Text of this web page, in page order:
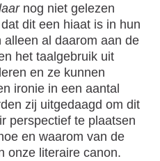
nog niet gelezen
dit een hiaat is in hun
al daarom aan de
het taalgebruik uit
en ze kunnen
ironie in een aantal
zij uitgedaagd om dit
perspectief te plaatsen
en waarom van de
onze literaire canon.